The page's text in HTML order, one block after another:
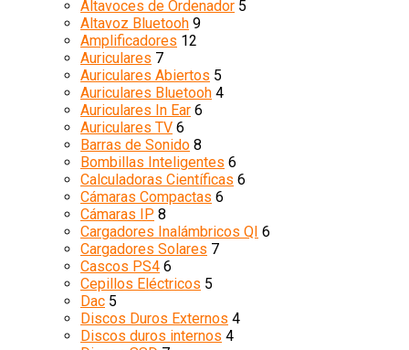
Altavoces de Ordenador 5
Altavoz Bluetooh 9
Amplificadores 12
Auriculares 7
Auriculares Abiertos 5
Auriculares Bluetooh 4
Auriculares In Ear 6
Auriculares TV 6
Barras de Sonido 8
Bombillas Inteligentes 6
Calculadoras Científicas 6
Cámaras Compactas 6
Cámaras IP 8
Cargadores Inalámbricos QI 6
Cargadores Solares 7
Cascos PS4 6
Cepillos Eléctricos 5
Dac 5
Discos Duros Externos 4
Discos duros internos 4